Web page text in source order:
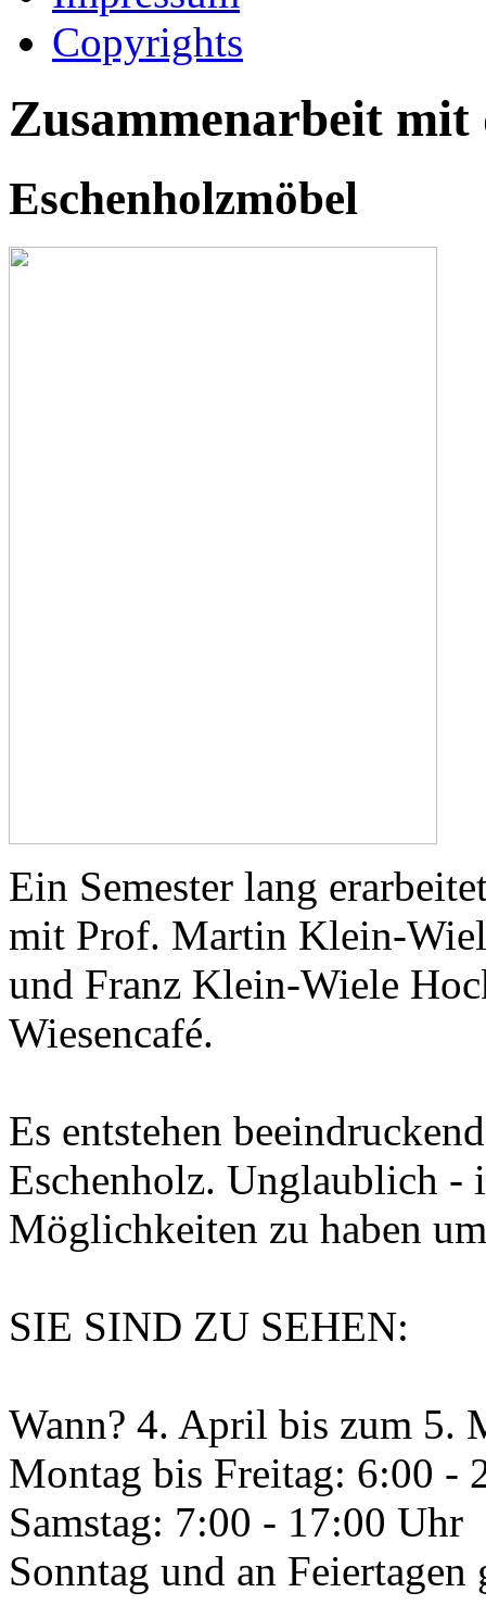
Copyrights
Zusammenarbeit mit
Eschenholzmöbel
Ein Semester lang
mit Prof. Martin Klein-
und Franz Klein-Wiele
Wiesencafé.
Es entstehen
Eschenholz. Unglaublich -
Möglichkeiten zu haben
SIE SIND ZU SEHEN:
Wann? 4. April bis zum 5.
Montag bis Freitag: 6:00 -
Samstag: 7:00 - 17:00 Uhr
Sonntag und an Feiertagen